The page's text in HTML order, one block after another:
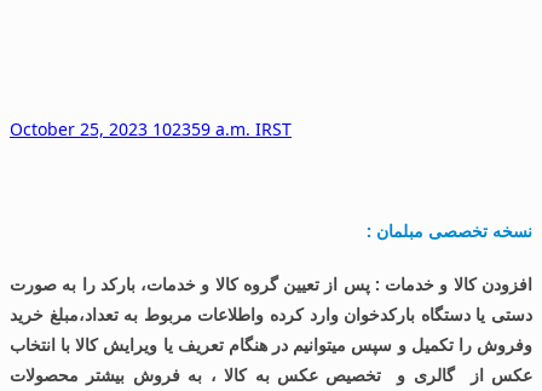
October 25, 2023 102359 a.m. IRST
نسخه تخصصی مبلمان :
افزودن کالا و خدمات : پس از تعیین گروه کالا و خدمات، بارکد را به صورت
دستی یا دستگاه بارکدخوان وارد کرده واطلاعات مربوط به تعداد،مبلغ خرید
وفروش را تکمیل و سپس میتوانیم در هنگام تعریف یا ویرایش کالا با انتخاب
عکس از گالری و تخصیص عکس به کالا ، به فروش بیشتر محصولات